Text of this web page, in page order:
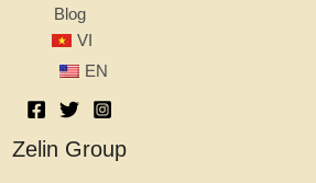
Blog
VI
EN
Zelin Group